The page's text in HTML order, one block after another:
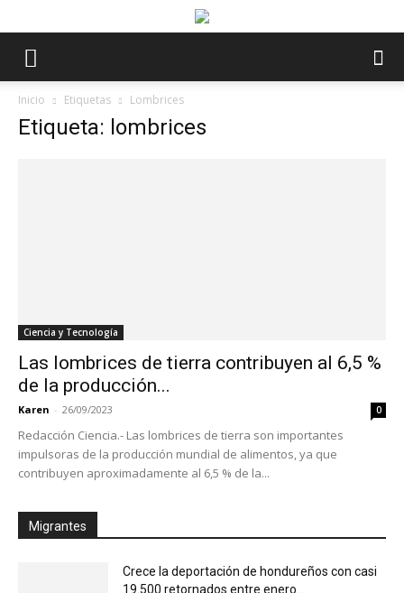
Inicio Etiquetas Lombrices
Etiqueta: lombrices
Ciencia y Tecnología
Las lombrices de tierra contribuyen al 6,5 %
de la producción...
Karen - 26/09/2023 0
Redacción Ciencia.- Las lombrices de tierra son importantes
impulsoras de la producción mundial de alimentos, ya que
contribuyen aproximadamente al 6,5 % de la...
Migrantes
Crece la deportación de hondureños con casi
19.500 retornados entre enero...